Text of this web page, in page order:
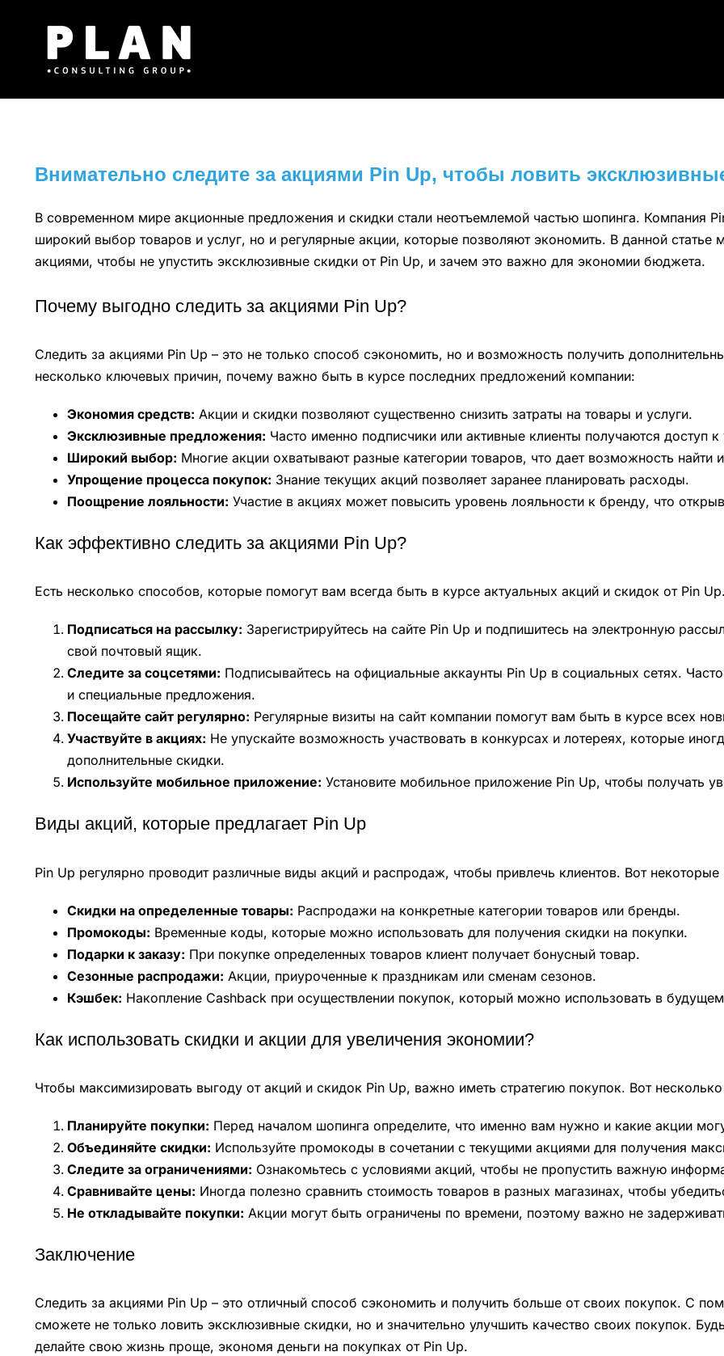
Внимательно следите за акциями Pin Up, чтобы ловить
В современном мире акционные предложения и скидки стали неотъемлемой частью шопинга. Компания
широкий выбор товаров и услуг, но и регулярные акции, которые позволяют экономить. В данной статье
акциями, чтобы не упустить эксклюзивные скидки от Pin Up, и зачем это важно для экономии бюджета.
Почему выгодно следить за акциями Pin Up?
Следить за акциями Pin Up – это не только способ сэкономить, но и возможность получить
несколько ключевых причин, почему важно быть в курсе последних предложений компании:
Экономия средств: Акции и скидки позволяют существенно снизить затраты на товары и услуги.
Эксклюзивные предложения: Часто именно подписчики или активные клиенты получаются доступ
Широкий выбор: Многие акции охватывают разные категории товаров, что дает возможность
Упрощение процесса покупок: Знание текущих акций позволяет заранее планировать расходы.
Поощрение лояльности: Участие в акциях может повысить уровень лояльности к бренду, что
Как эффективно следить за акциями Pin Up?
Есть несколько способов, которые помогут вам всегда быть в курсе актуальных акций и скидок от Pin
Подписаться на рассылку: Зарегистрируйтесь на сайте Pin Up и подпишитесь на электронную
свой почтовый ящик.
Следите за соцсетями: Подписывайтесь на официальные аккаунты Pin Up в социальных сетях.
и специальные предложения.
Посещайте сайт регулярно: Регулярные визиты на сайт компании помогут вам быть в курсе всех
Участвуйте в акциях: Не упускайте возможность участвовать в конкурсах и лотереях, которые
дополнительные скидки.
Используйте мобильное приложение: Установите мобильное приложение Pin Up, чтобы получать
Виды акций, которые предлагает Pin Up
Pin Up регулярно проводит различные виды акций и распродаж, чтобы привлечь клиентов. Вот
Скидки на определенные товары: Распродажи на конкретные категории товаров или бренды.
Промокоды: Временные коды, которые можно использовать для получения скидки на покупки.
Подарки к заказу: При покупке определенных товаров клиент получает бонусный товар.
Сезонные распродажи: Акции, приуроченные к праздникам или сменам сезонов.
Кэшбек: Накопление Cashback при осуществлении покупок, который можно использовать в
Как использовать скидки и акции для увеличения экономии?
Чтобы максимизировать выгоду от акций и скидок Pin Up, важно иметь стратегию покупок. Вот
Планируйте покупки: Перед началом шопинга определите, что именно вам нужно и какие акции
Объединяйте скидки: Используйте промокоды в сочетании с текущими акциями для получения
Следите за ограничениями: Ознакомьтесь с условиями акций, чтобы не пропустить важную
Сравнивайте цены: Иногда полезно сравнить стоимость товаров в разных магазинах, чтобы
Не откладывайте покупки: Акции могут быть ограничены по времени, поэтому важно не
Заключение
Следить за акциями Pin Up – это отличный способ сэкономить и получить больше от своих покупок. С
сможете не только ловить эксклюзивные скидки, но и значительно улучшить качество своих покупок.
делайте свою жизнь проще, экономя деньги на покупках от Pin Up.